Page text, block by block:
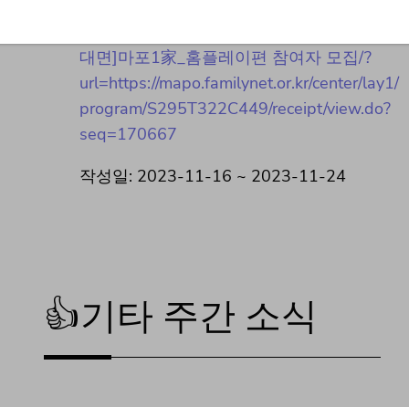
대면]마포1家_홈플레이편 참여자 모집/?
url=https://mapo.familynet.or.kr/center/lay1/
program/S295T322C449/receipt/view.do?
seq=170667
작성일: 2023-11-16 ~ 2023-11-24
👍기타 주간 소식